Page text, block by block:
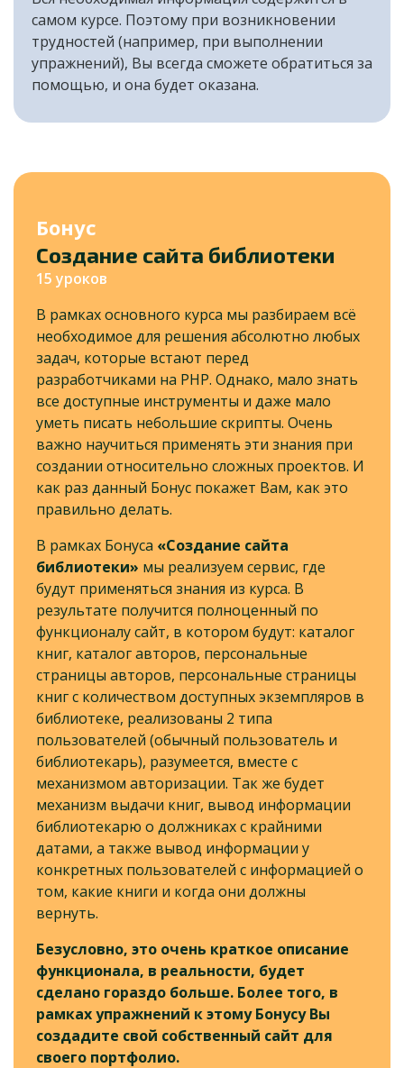
самом курсе. Поэтому при возникновении
трудностей (например, при выполнении
упражнений), Вы всегда сможете обратиться за
помощью, и она будет оказана.
Бонус
Создание сайта библиотеки
15 уроков
В рамках основного курса мы разбираем всё
необходимое для решения абсолютно любых
задач, которые встают перед
разработчиками на PHP. Однако, мало знать
все доступные инструменты и даже мало
уметь писать небольшие скрипты. Очень
важно научиться применять эти знания при
создании относительно сложных проектов. И
как раз данный Бонус покажет Вам, как это
правильно делать.
В рамках Бонуса «Создание сайта
библиотеки» мы реализуем сервис, где
будут применяться знания из курса. В
результате получится полноценный по
функционалу сайт, в котором будут: каталог
книг, каталог авторов, персональные
страницы авторов, персональные страницы
книг с количеством доступных экземпляров в
библиотеке, реализованы 2 типа
пользователей (обычный пользователь и
библиотекарь), разумеется, вместе с
механизмом авторизации. Так же будет
механизм выдачи книг, вывод информации
библиотекарю о должниках с крайними
датами, а также вывод информации у
конкретных пользователей с информацией о
том, какие книги и когда они должны
вернуть.
Безусловно, это очень краткое описание
функционала, в реальности, будет
сделано гораздо больше. Более того, в
рамках упражнений к этому Бонусу Вы
создадите свой собственный сайт для
своего портфолио.